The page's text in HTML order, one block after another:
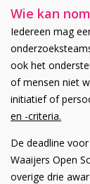
Wie kan
Iedereen mag
ook het
of mensen niet
initiatief of
en -criteria.
De deadline
Waaijers Open
overige drie